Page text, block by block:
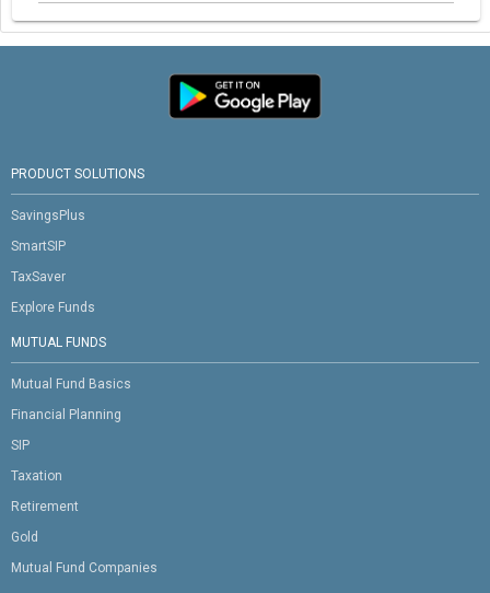
PRODUCT SOLUTIONS
SavingsPlus
SmartSIP
TaxSaver
Explore Funds
MUTUAL FUNDS
Mutual Fund Basics
Financial Planning
SIP
Taxation
Retirement
Gold
Mutual Fund Companies